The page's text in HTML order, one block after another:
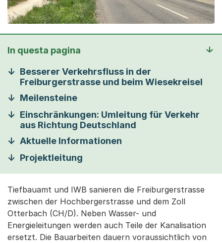
In questa pagina
Besserer Verkehrsfluss in der
Freiburgerstrasse und beim Wiesekreisel
Meilensteine
Einschränkungen: Umleitung für Verkehr
aus Richtung Deutschland
Aktuelle Informationen
Projektleitung
Tiefbauamt und IWB sanieren die Freiburgerstrasse
zwischen der Hochbergerstrasse und dem Zoll
Otterbach (CH/D). Neben Wasser- und
Energieleitungen werden auch Teile der Kanalisation
ersetzt. Die Bauarbeiten dauern voraussichtlich von